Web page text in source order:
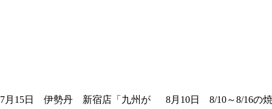
7月15日 伊勢丹 新宿店「九州が
8月10日 8/10～8/16の